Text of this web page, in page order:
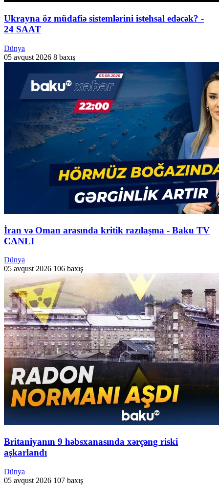
Ukrayna öz müdafiə sistemlərini istehsal edəcək? -
24 SAAT
Dünya
05 avqust 2026 8 baxış
İran və Oman arasında kritik razılaşma - Baku TV
CANLI
Dünya
05 avqust 2026 106 baxış
Britaniyanın 9 həbsxanasında xərçəng riski
aşkarlandı
Dünya
05 avqust 2026 107 baxış